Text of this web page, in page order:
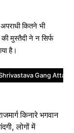
कितने भी
मुस्तैदी ने न सिर्फ
है।
Gang Attack
किनारे भगवान
लोगों में